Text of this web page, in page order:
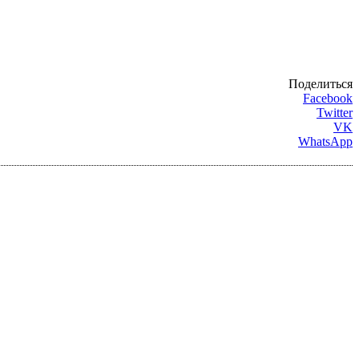
Поделиться
Facebook
Twitter
VK
WhatsApp